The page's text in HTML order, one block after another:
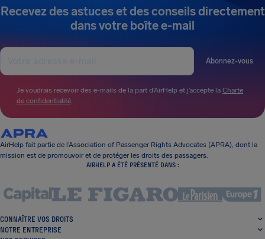
Recevez des astuces et des conseils directement
dans votre boîte e-mail
Abonnez-vous
Je voudrais recevoir des e-mails de la part d’AirHelp et j’accepte la Charte
de confidentialité.
AirHelp fait partie de l’Association of Passenger Rights Advocates (APRA), dont la
mission est de promouvoir et de protéger les droits des passagers.
AIRHELP A ÉTÉ PRÉSENTÉ DANS :
CONNAÎTRE VOS DROITS
NOTRE ENTREPRISE